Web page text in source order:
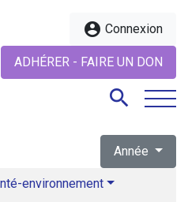
account_circle Connexion
ADHÉRER - FAIRE UN DON
search
Année
environnement